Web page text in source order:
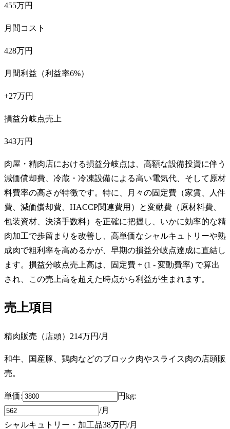
455万円
月間コスト
428万円
月間利益（利益率6%）
+27万円
損益分岐点売上
343万円
肉屋・精肉店における損益分岐点は、高額な設備投資に伴う
減価償却費、冷蔵・冷凍設備による高い電気代、そして原材
料費率の高さが特徴です。特に、月々の固定費（家賃、人件
費、減価償却費、HACCP関連費用）と変動費（原材料費、
包装資材、決済手数料）を正確に把握し、いかに効率的な精
肉加工で歩留まりを改善し、高単価なシャルキュトリーや熟
成肉で粗利率を高めるかが、早期の損益分岐点達成に直結し
ます。損益分岐点売上高は、固定費 ÷ (1 - 変動費率) で算出
され、この売上高を超えた時点から利益が生まれます。
売上項目
精肉販売（店頭） 214万円/月
和牛、国産豚、鶏肉などのブロック肉やスライス肉の店頭販
売。
単価: 円kg:
/月
シャルキュトリー・加工品38万円/月